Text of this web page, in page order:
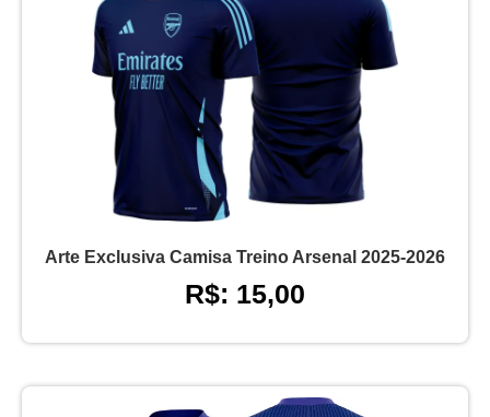
Arte Exclusiva Camisa Treino Arsenal 2025-2026
R$: 15,00